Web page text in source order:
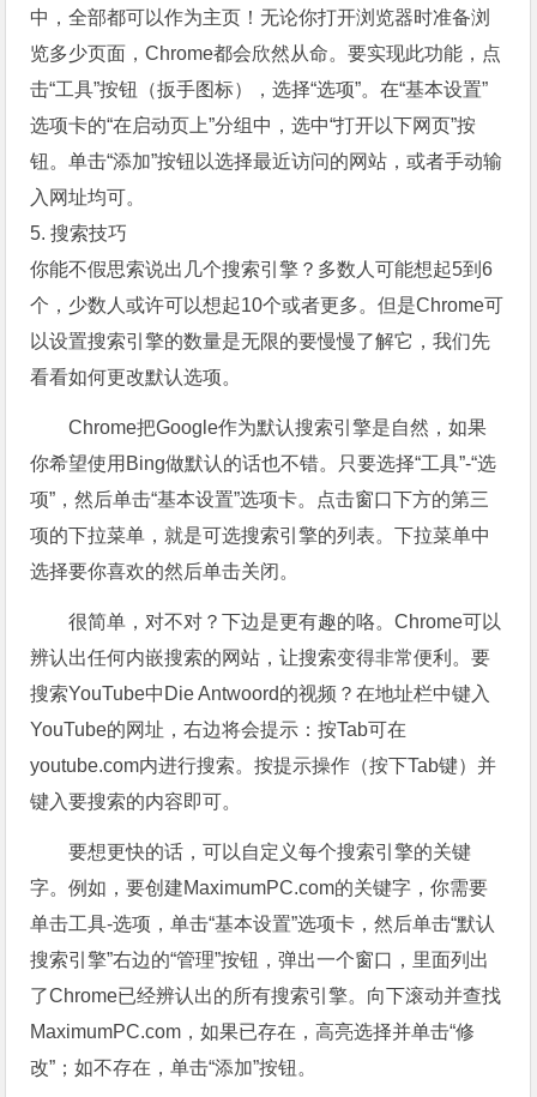
中，全部都可以作为主页！无论你打开浏览器时准备浏
览多少页面，Chrome都会欣然从命。要实现此功能，点
击“工具”按钮（扳手图标），选择“选项”。在“基本设置”
选项卡的“在启动页上”分组中，选中“打开以下网页”按
钮。单击“添加”按钮以选择最近访问的网站，或者手动输
入网址均可。
5. 搜索技巧
你能不假思索说出几个搜索引擎？多数人可能想起5到6
个，少数人或许可以想起10个或者更多。但是Chrome可
以设置搜索引擎的数量是无限的要慢慢了解它，我们先
看看如何更改默认选项。
Chrome把Google作为默认搜索引擎是自然，如果
你希望使用Bing做默认的话也不错。只要选择“工具”-“选
项”，然后单击“基本设置”选项卡。点击窗口下方的第三
项的下拉菜单，就是可选搜索引擎的列表。下拉菜单中
选择要你喜欢的然后单击关闭。
很简单，对不对？下边是更有趣的咯。Chrome可以
辨认出任何内嵌搜索的网站，让搜索变得非常便利。要
搜索YouTube中Die Antwoord的视频？在地址栏中键入
YouTube的网址，右边将会提示：按Tab可在
youtube.com内进行搜索。按提示操作（按下Tab键）并
键入要搜索的内容即可。
要想更快的话，可以自定义每个搜索引擎的关键
字。例如，要创建MaximumPC.com的关键字，你需要
单击工具-选项，单击“基本设置”选项卡，然后单击“默认
搜索引擎”右边的“管理”按钮，弹出一个窗口，里面列出
了Chrome已经辨认出的所有搜索引擎。向下滚动并查找
MaximumPC.com，如果已存在，高亮选择并单击“修
改”；如不存在，单击“添加”按钮。